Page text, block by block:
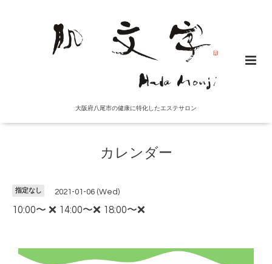
大阪府八尾市の健康に特化したエステサロン
カレンダー
指定なし 2021-01-06 (Wed)
10:00〜 ❌ 14:00〜❌ 18:00〜❌